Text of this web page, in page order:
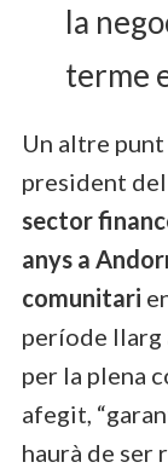
la
terme
Un altre
president
sector
anys a
comunitari
període llarg
per la plena
afegit,
haurà de ser